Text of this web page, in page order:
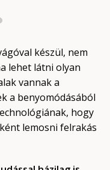
készül, nem
lehet látni olyan
vannak a
a benyomódásából
hogy
lemosni felrakás